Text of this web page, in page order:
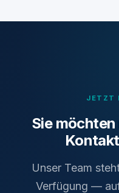
JETZT
Sie
Unser Team
Verfügung —